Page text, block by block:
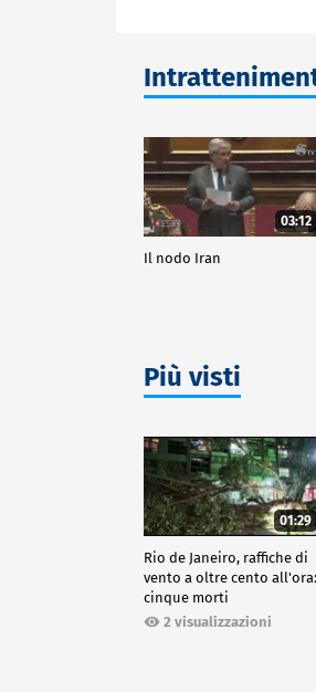
03:12
Il nodo Iran
Più visti
01:29
Rio de Janeiro, raffiche di
vento a oltre cento all'ora:
cinque morti
2 visualizzazioni